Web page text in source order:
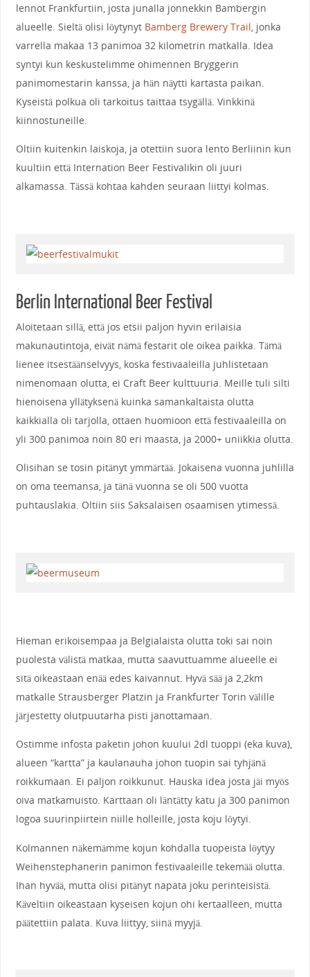
lennot Frankfurtiin, josta junalla jonnekkin Bambergin
alueelle. Sieltä olisi löytynyt Bamberg Brewery Trail , jonka
varrella makaa 13 panimoa 32 kilometrin matkalla. Idea
syntyi kun keskustelimme ohimennen Bryggerin
panimomestarin kanssa, ja hän näytti kartasta paikan.
Kyseistä polkua oli tarkoitus taittaa tsygällä. Vinkkinä
kiinnostuneille.
Oltiin kuitenkin laiskoja, ja otettiin suora lento Berliinin kun
kuultiin että Internation Beer Festivalikin oli juuri
alkamassa. Tässä kohtaa kahden seuraan liittyi kolmas.
Berlin International Beer Festival
Aloitetaan sillä, että jos etsii paljon hyvin erilaisia
makunautintoja, eivät nämä festarit ole oikea paikka. Tämä
lienee itsestäänselvyys, koska festivaaleilla juhlistetaan
nimenomaan olutta, ei Craft Beer kulttuuria. Meille tuli silti
hienoisena yllätyksenä kuinka samankaltaista olutta
kaikkialla oli tarjolla, ottaen huomioon että festivaaleilla on
yli 300 panimoa noin 80 eri maasta, ja 2000+ uniikkia olutta.
Olisihan se tosin pitänyt ymmärtää. Jokaisena vuonna juhlilla
on oma teemansa, ja tänä vuonna se oli 500 vuotta
puhtauslakia. Oltiin siis Saksalaisen osaamisen ytimessä.
Hieman erikoisempaa ja Belgialaista olutta toki sai noin
puolesta välistä matkaa, mutta saavuttuamme alueelle ei
sitä oikeastaan enää edes kaivannut. Hyvä sää ja 2,2km
matkalle Strausberger Platzin ja Frankfurter Torin välille
järjestetty olutpuutarha pisti janottamaan.
Ostimme infosta paketin johon kuului 2dl tuoppi (eka kuva),
alueen “kartta” ja kaulanauha johon tuopin sai tyhjänä
roikkumaan. Ei paljon roikkunut. Hauska idea josta jäi myös
oiva matkamuisto. Karttaan oli läntätty katu ja 300 panimon
logoa suurinpiirtein niille holleille, josta koju löytyi.
Kolmannen näkemämme kojun kohdalla tuopeista löytyy
Weihenstephanerin panimon festivaaleille tekemää olutta.
Ihan hyvää, mutta olisi pitänyt napata joku perinteisistä.
Käveltiin oikeastaan kyseisen kojun ohi kertaalleen, mutta
päätettiin palata. Kuva liittyy, siinä myyjä.